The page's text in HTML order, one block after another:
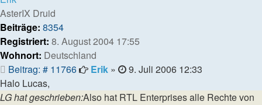
AsterIX Druid
Beiträge: 8354
Registriert: 8. August 2004 17:55
Wohnort: Deutschland
Beitrag: # 11766Beitrag
Erik »
9. Juli 2006 12:33
Halo Lucas,
LG hat geschrieben:Also hat RTL Enterprises alle Rechte von